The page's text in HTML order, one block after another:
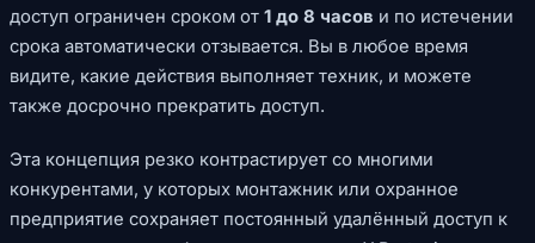
доступ ограничен сроком от 1 до 8 часов и по истечении
срока автоматически отзывается. Вы в любое время
видите, какие действия выполняет техник, и можете
также досрочно прекратить доступ.
Эта концепция резко контрастирует со многими
конкурентами, у которых монтажник или охранное
предприятие сохраняет постоянный удалённый доступ к